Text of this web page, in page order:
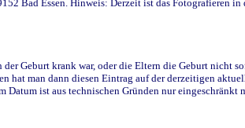
Bad Essen. Hinweis: Derzeit ist das Fotografieren in
Geburt krank war, oder die Eltern die Geburt nicht
hat man dann diesen Eintrag auf der derzeitigen
ist aus technischen Gründen nur eingeschränkt